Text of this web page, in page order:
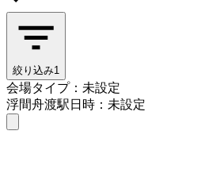
絞り込み1
会場タイプ：未設定
浮間舟渡駅日時：未設定